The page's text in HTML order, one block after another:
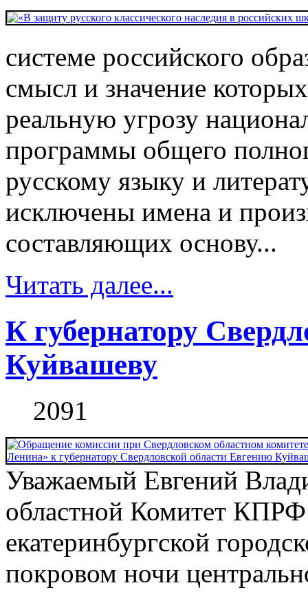
системе российского
смысл и значение
реальную угрозу
программы общего
русскому языку и
исключены имена и
составляющих основу...
Читать далее...
К губернатору
Куйвашеву
2091
Уважаемый Евгений
областной Комитет
екатеринбургской
покровом ночи